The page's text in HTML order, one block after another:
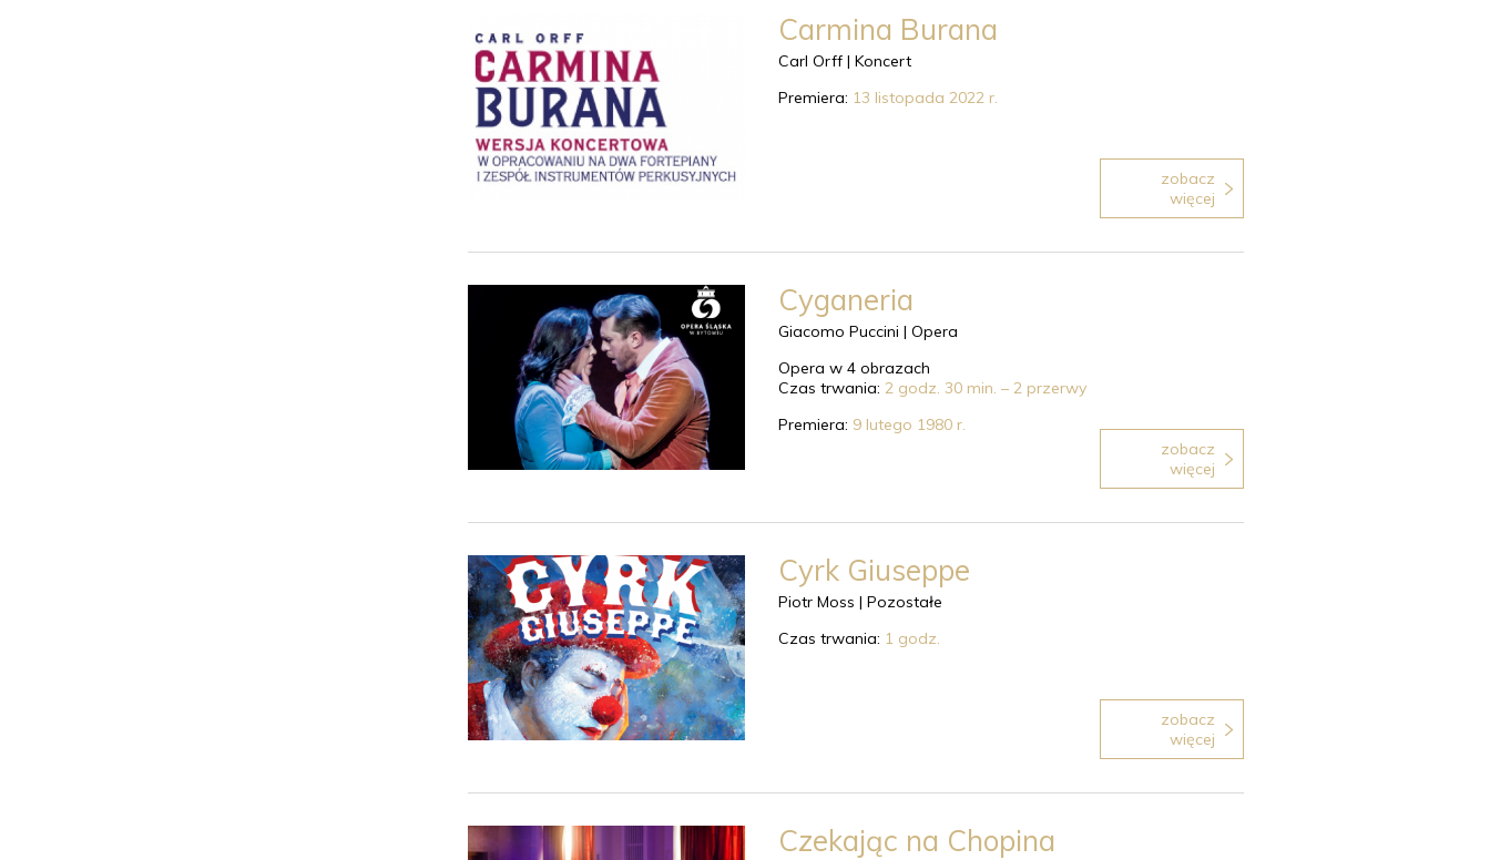
Carmina Burana
Carl Orff | Koncert
Premiera: 13 listopada 2022 r.
zobacz
więcej
Cyganeria
Giacomo Puccini | Opera
Opera w 4 obrazach
Czas trwania: 2 godz. 30 min. – 2 przerwy
Premiera: 9 lutego 1980 r.
zobacz
więcej
Cyrk Giuseppe
Piotr Moss | Pozostałe
Czas trwania: 1 godz.
zobacz
więcej
Czekając na Chopina